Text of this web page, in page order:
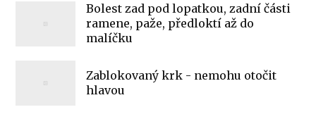
Bolest zad pod lopatkou, zadní části
ramene, paže, předloktí až do
malíčku
Zablokovaný krk - nemohu otočit
hlavou